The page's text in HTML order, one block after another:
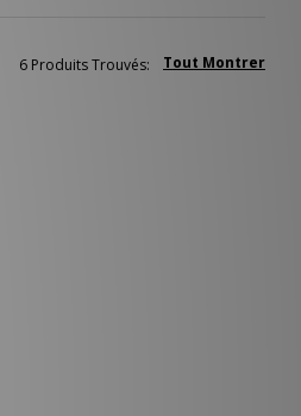
Tout Montrer
6 Produits Trouvés: